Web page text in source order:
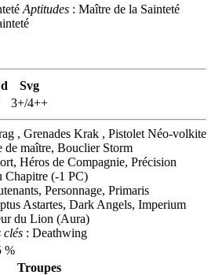
Aptitudes : Maître de la Sainteté
Svg
3+/4++
, Grenades Krak , Pistolet Néo-volkite
de maître, Bouclier Storm
Héros de Compagnie, Précision
Chapitre (-1 PC)
Personnage, Primaris
Astartes, Dark Angels, Imperium
du Lion (Aura)
clés : Deathwing
%
Troupes